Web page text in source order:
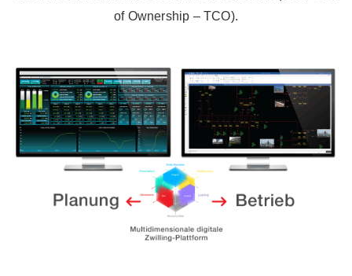
of Ownership – TCO).